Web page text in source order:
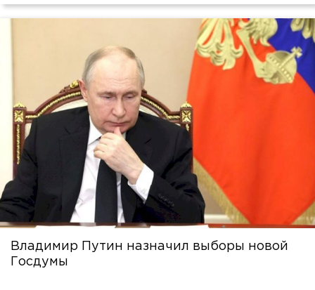
Владимир Путин назначил выборы новой
Госдумы